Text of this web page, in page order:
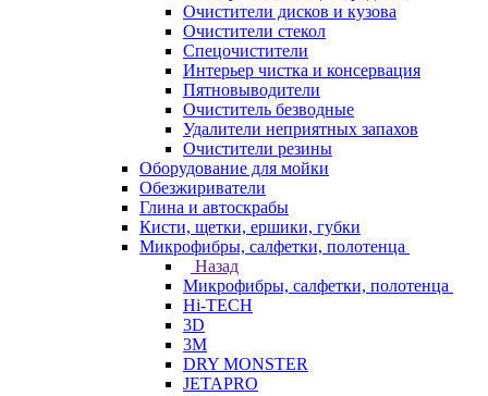
Очистители дисков и кузова
Очистители стекол
Спецочистители
Интерьер чистка и консервация
Пятновыводители
Очиститель безводные
Удалители неприятных запахов
Очистители резины
Оборудование для мойки
Обезжириватели
Глина и автоскрабы
Кисти, щетки, ершики, губки
Микрофибры, салфетки, полотенца
Назад
Микрофибры, салфетки, полотенца
Hi-TECH
3D
3М
DRY MONSTER
JETAPRO